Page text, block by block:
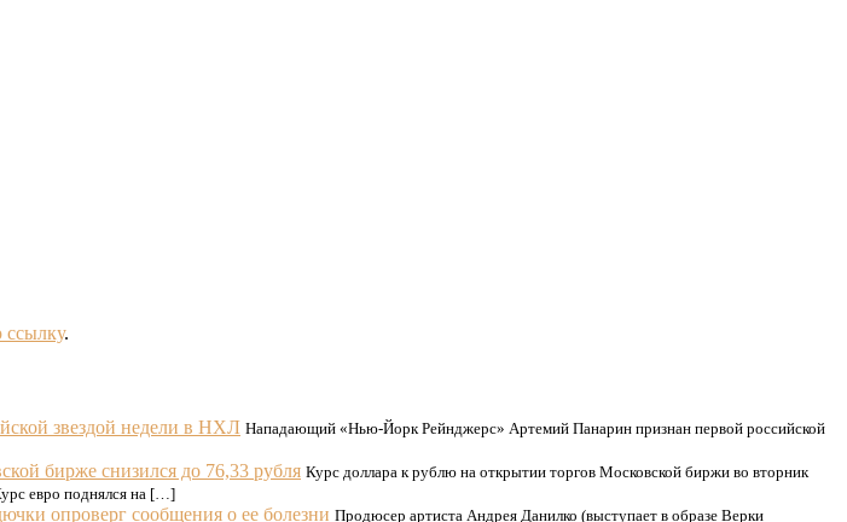
ссылку.
звездой недели в НХЛ Нападающий «Нью-Йорк Рейнджерс» Артемий Панарин признан первой российской
бирже снизился до 76,33 рубля Курс доллара к рублю на открытии торгов Московской биржи во вторник
евро поднялся на […]
опроверг сообщения о ее болезни Продюсер артиста Андрея Данилко (выступает в образе Верки